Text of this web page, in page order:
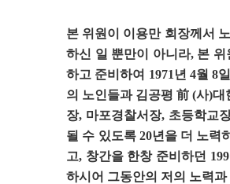
본 위원이 이용만 회장께서
하신 일 뿐만이 아니라, 본 위
하고 준비하여 1971 년 4월8
의 노인들과 김공평前(사)대
장, 마포경찰서장, 초등학교
될 수 있도록 20년을 더 노력
고, 창간을 한창 준비하던
하시어 그동안의 저의 노력